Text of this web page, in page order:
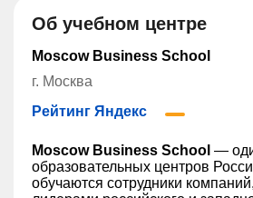
Об учебном центре
Moscow Business School
г. Москва
Рейтинг Яндекс
Moscow Business School —
образовательных центров
обучаются сотрудники